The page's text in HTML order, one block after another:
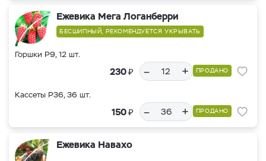
Ежевика Мега Логанберри
БЕСШИПНЫЙ, РЕКОМЕНДУЕТСЯ УКРЫВАТЬ
Горшки Р9, 12 шт.
230₽ – + ПРОДАНО
Кассеты Р36, 36 шт.
150₽ – + ПРОДАНО
Ежевика Навахо